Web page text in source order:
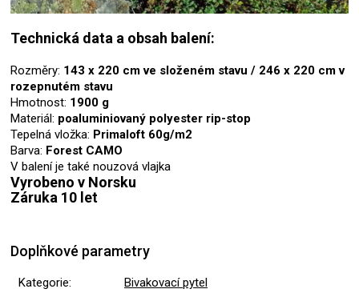
Technická data a obsah balení:
Rozměry: 143 x 220 cm ve složeném stavu / 246 x 220 cm v
rozepnutém stavu
Hmotnost: 1900 g
Materiál: poaluminiovaný polyester rip-stop
Tepelná vložka: Primaloft 60g/m2
Barva: Forest CAMO
V balení je také nouzová vlajka
Vyrobeno v Norsku
Záruka 10 let
Doplňkové parametry
Kategorie: Bivakovací pytel